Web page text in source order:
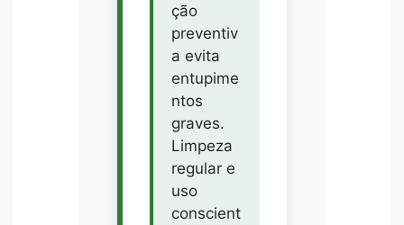
ção
preventiv
a evita
entupime
ntos
graves.
Limpeza
regular e
uso
conscient